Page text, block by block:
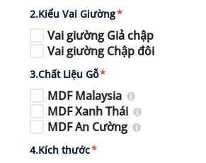
2.Kiểu Vai Giường*
Vai giường Giả chập
Vai giường Chập đôi
3.Chất Liệu Gỗ*
MDF Malaysia
MDF Xanh Thái
MDF An Cường
4.Kích thước*